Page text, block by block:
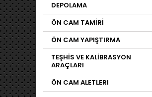
DEPOLAMA
ÖN CAM TAMİRİ
ÖN CAM YAPIŞTIRMA
TEŞHİS VE KALİBRASYON
ARAÇLARI
ÖN CAM ALETLERI